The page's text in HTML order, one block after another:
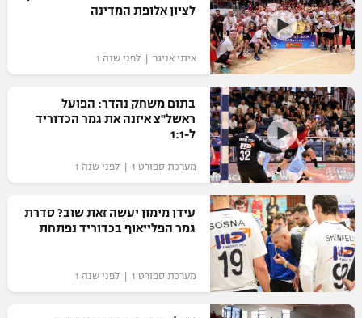
"מחצית בשכונה" – פודקאסט
משתתפים וזוכים בפרסים
תקנון משתתפים וזוכים בפרסים
תקנון עבור פעילות אלקטרה
תקנון עבור פעילות ספורט 1 – "מרלן"
טניס
גיימינג E-Sports
תנאי שימוש
מדיניות פרטיות
אופניים
ספורט מוטורי
כדורמים
פוטבול אמריקאי NFL
ספורט אתגרי ואקסטרים
אומנויות לחימה
גיימינג E-Sports
לציון אלופת המדינה
איתי אניגר | לפני שנה 1
בתום משחק נהדר: הפועל
ראשל"צ איזנה את גמר הכדוריד
ל-1:1
מערכת ספורט 1 | לפני שנה 1
עידן מימון יעשה זאת שוב? סדרת
גמר הפלייאוף בכדוריד נפתחת
מערכת ספורט 1 | לפני שנה 1